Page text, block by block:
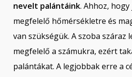
nevelt palántáink. Ahhoz,
megfelelő hőmérsékletre és
van szükségük. A szoba száraz
megfelelő a számukra, ezért
palántákat. A legjobbak erre a